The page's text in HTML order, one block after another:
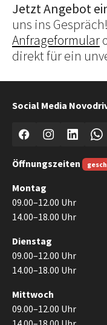
Jetzt Angebot
uns ins
Anfrageformular
direkt für ein
Social Media
FacebookInstagram
LinkedIn
Öffnungszeiten
Montag
09.00–12.00 Uhr
14.00–18.00 Uhr
Dienstag
09.00–12.00 Uhr
14.00–18.00 Uhr
Mittwoch
09.00–12.00 Uhr